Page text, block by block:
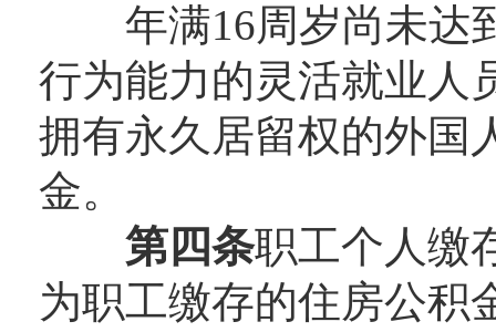
年满16周岁尚未达
行为能力的灵活就业人
拥有永久居留权的外国
金。
第四条职工个人缴
为职工缴存的住房公积